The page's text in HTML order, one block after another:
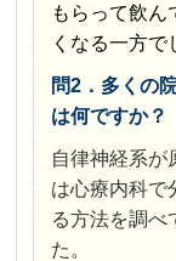
もらって飲ん
くなる一方で
問2．多くの
は何ですか？
自律神経系が
は心療内科で
る方法を調べ
た。